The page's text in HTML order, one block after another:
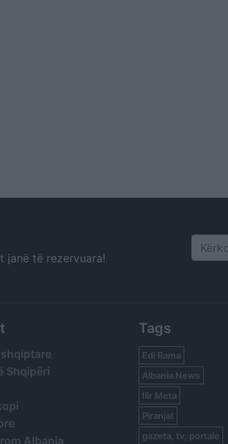
janë të rezervuara! Search
Shqipëri
Albania
Tags
Edi Rama
Albania News
Ilir Meta
Piranjat
gazeta, tv, portale